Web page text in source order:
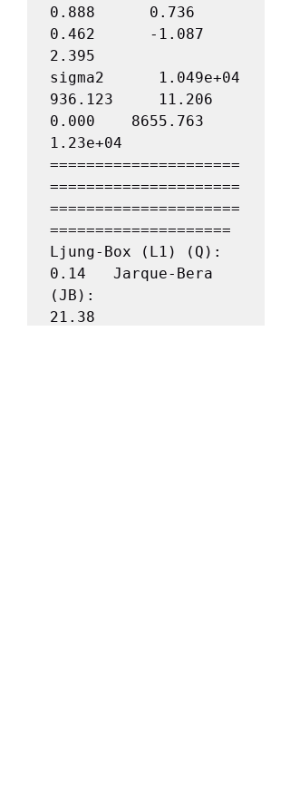
0.888      0.736
0.462      -1.087
2.395
sigma2      1.049e+04
936.123     11.206
0.000    8655.763
1.23e+04
=====================
=====================
=====================
====================
Ljung-Box (L1) (Q):
0.14   Jarque-Bera
(JB):
21.38